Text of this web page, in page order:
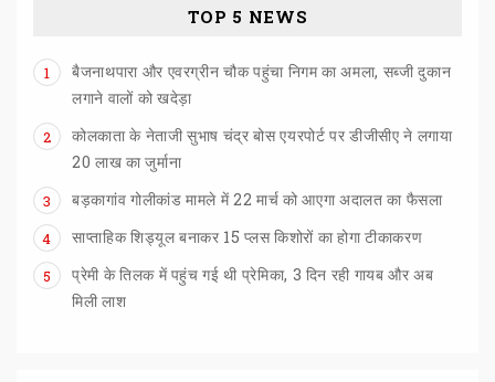
TOP 5 NEWS
1
बैजनाथपारा और एवरग्रीन चौक पहुंचा निगम का अमला, सब्जी दुकान
लगाने वालों को खदेड़ा
2
कोलकाता के नेताजी सुभाष चंद्र बोस एयरपोर्ट पर डीजीसीए ने लगाया
20 लाख का जुर्माना
3 बड़कागांव गोलीकांड मामले में22 मार्च कोआएगाअदालत का फैसला
4 साप्ताहिकशिड्यूलबनाकर 15 प्लसकिशोरों काहोगाटीकाकरण
5
प्रेमी के तिलक में पहुंच गई थी प्रेमिका, 3 दिन रही गायब और अब
मिली लाश